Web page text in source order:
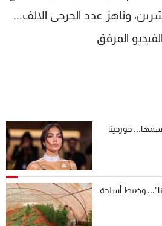
وناهز عدد الجرحى الالف...
المرفق
جورجينا
وضبط أسلحة
رياضة
وظائف
شروط الإسـتخدام